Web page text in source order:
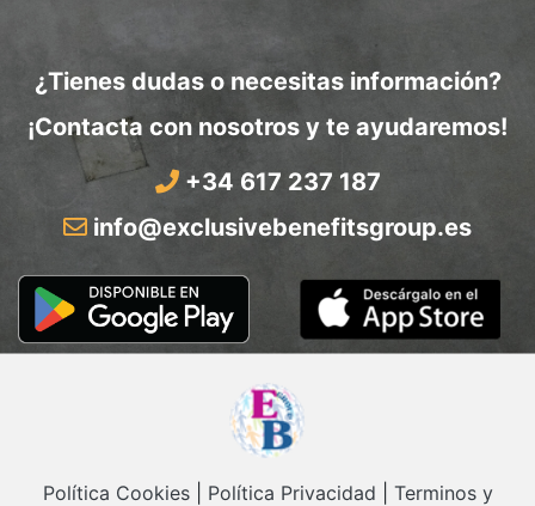
¿Tienes dudas o necesitas información?
¡Contacta con nosotros y te ayudaremos!
+34 617 237 187
info@exclusivebenefitsgroup.es
Política Cookies| Política Privacidad Terminos y